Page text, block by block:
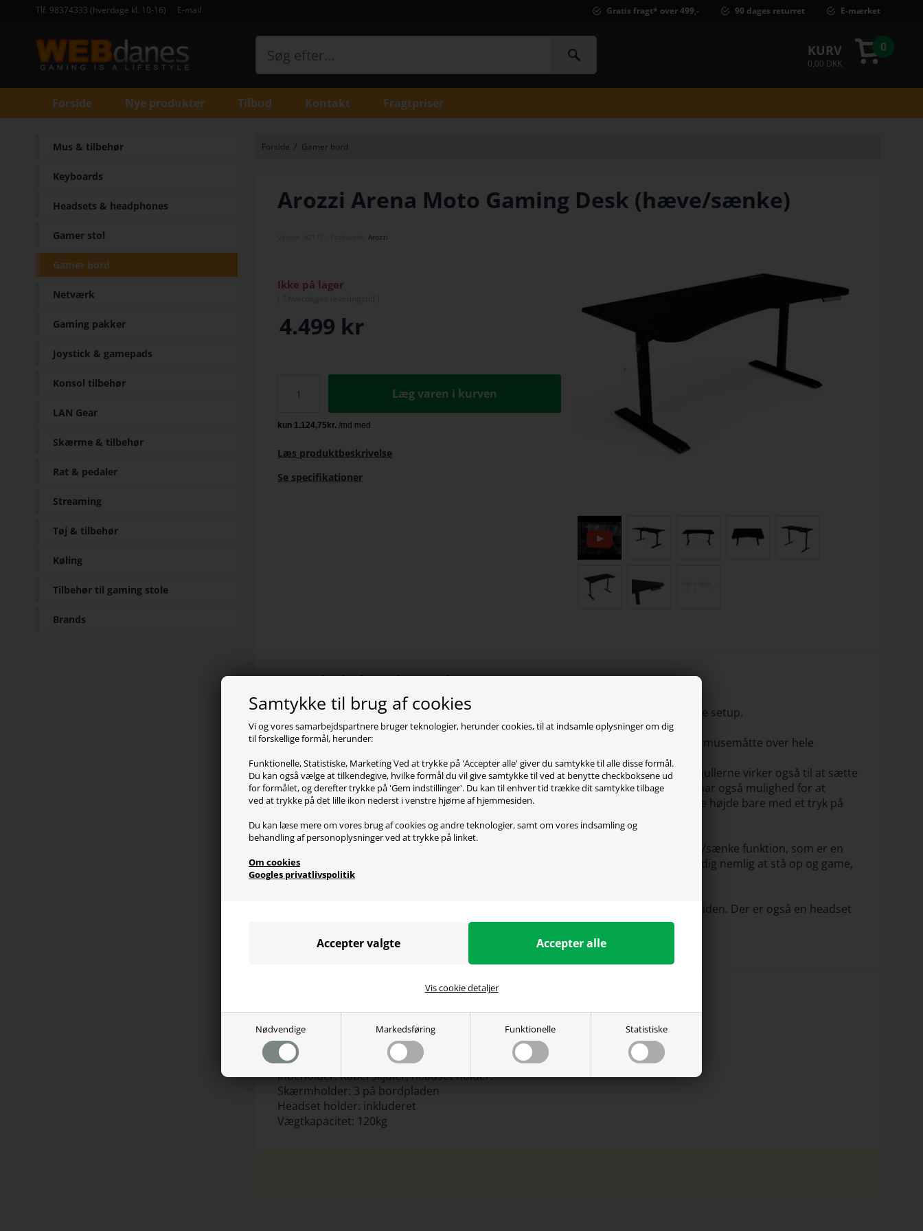
Samtykke til brug af cookies
Vi og vores samarbejdspartnere bruger teknologier, herunder cookies, til at indsamle oplysninger om dig
til forskellige formål, herunder:
Funktionelle, Statistiske, Marketing Ved at trykke på 'Accepter alle' giver du samtykke til alle disse formål.
Du kan også vælge at tilkendegive, hvilke formål du vil give samtykke til ved at benytte checkboksene ud
for formålet, og derefter trykke på 'Gem indstillinger'. Du kan til enhver tid trække dit samtykke tilbage
ved at trykke på det lille ikon nederst i venstre hjørne af hjemmesiden.
Du kan læse mere om vores brug af cookies og andre teknologier, samt om vores indsamling og
behandling af personoplysninger ved at trykke på linket.
Om cookies
Googles privatlivspolitik
Nødvendige Markedsføring Funktionelle Statistiske
Vis cookie detaljer
Tlf. 98374333 (hverdage kl. 10-16) E-mail Gratis fragt* over 499,- 90 dages returret E-mærket
KURV
0,00 DKK
0
Forside Nye produkter Tilbud Kontakt Fragtpriser
Forside / Gamer bord
Arozzi Arena Moto Gaming Desk (hæve/sænke)
Arozzi
Ikke på lager
4.499 kr
Læg varen i kurven
Læs produktbeskrivelse
Se specifikationer
Produktbeskrivelse
Arozzis Arena Moto gamer bord kunne muligvis være en del af vejen til det perfekte setup.
Moto bordet har nemlig alt man kunne lede efter i et gamer bord, stor bordplade. musemåtte over hele
overfladen som selvfølgelig er vandafvisende.
Der er også 3 huller man kan bruge til at sætte sine skærme op stabilt og sikkert, hullerne virker også til at sætte
ledninger igennem ned til kabel holderen under bordet. Hæve/sænke funktionen har også mulighed for at
indstille presets, som er højder du kan gemme og sætte bordet i præcis den gemte højde bare med et tryk på
en knap.
Den største og vigtigste funktion er selvfølgelig at den har den eftertragtede hæve/sænke funktion, som er en
nødvendighed til de gamerne, der nemt kan spille flere timer i streg. Moto tillader dig nemlig at stå op og game,
hvilket hjælper en kæmpe del for din fysik.
Der er selvfølgelig kabel skjuler under bordet, så man kan gemme ledningerne til siden. Der er også en headset
holder, så man altid har et sted at sætte det.
Specifikationer
Bordplade mål: 160 x 82 cm
Bordplade højde: 72 - 118 cm
Musemåtte: Hele bordpladen, Vandafvisende
Indeholder: Kabel skjuler, headset holder.
Skærmholder: 3 på bordpladen
Headset holder: inkluderet
Vægtkapacitet: 120kg
Mus & tilbehør
Keyboards
Headsets & headphones
Gamer stol
Gamer bord
Netværk
Gaming pakker
Joystick & gamepads
Konsol tilbehør
LAN Gear
Skærme & tilbehør
Rat & pedaler
Streaming
Tøj & tilbehør
Køling
Tilbehør til gaming stole
Brands